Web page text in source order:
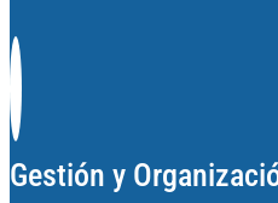
Gestión y